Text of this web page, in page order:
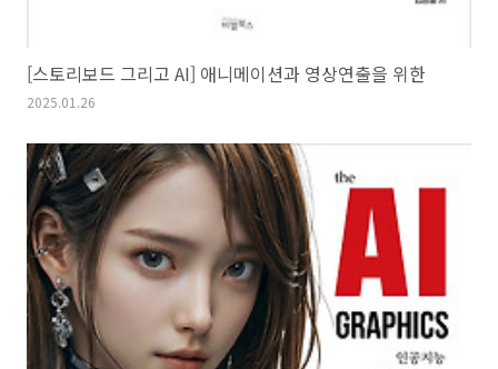
[스토리보드 그리고 AI] 애니메이션과 영상연출을 위한
2025.01.26